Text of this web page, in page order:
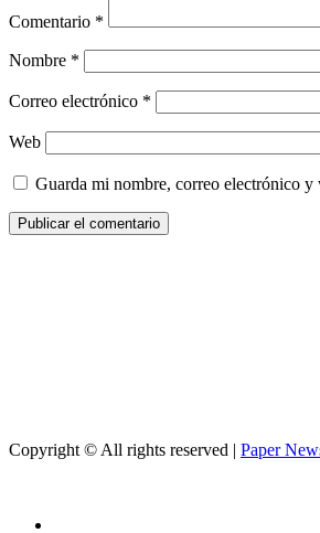
Comentario *
Nombre *
Correo electrónico *
Web
Guarda mi nombre, correo electrónico y
Copyright © All rights reserved | Paper